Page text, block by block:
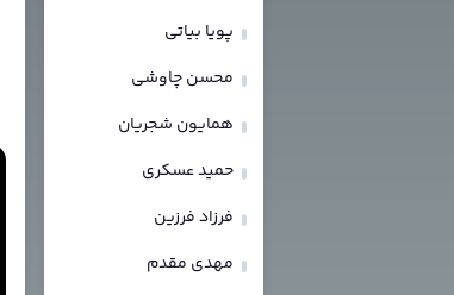
پویا بیاتی
محسن چاوشی
همایون شجریان
حمید عسکری
فرزاد فرزین
مهدی مقدم